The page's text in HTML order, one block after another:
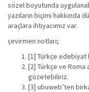
sözel boyutunda
yazıların biçimi hakkında
araçlara ihtiyacımız var.
çevirmen notları;
[1] Türkçe
[2] Türkçe ve
gözetebiliriz.
[3] ubuweb’ten